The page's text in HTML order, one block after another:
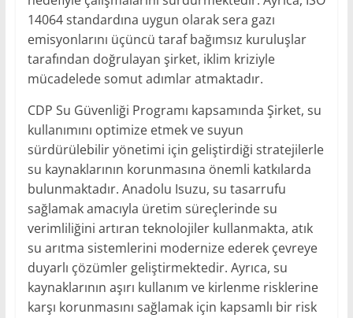
14064 standardına uygun olarak sera gazı
emisyonlarını üçüncü taraf bağımsız kuruluşlar
tarafından doğrulayan şirket, iklim kriziyle
mücadelede somut adımlar atmaktadır.
CDP Su Güvenliği Programı kapsamında Şirket, su
kullanımını optimize etmek ve suyun
sürdürülebilir yönetimi için geliştirdiği stratejilerle
su kaynaklarının korunmasına önemli katkılarda
bulunmaktadır. Anadolu Isuzu, su tasarrufu
sağlamak amacıyla üretim süreçlerinde su
verimliliğini artıran teknolojiler kullanmakta, atık
su arıtma sistemlerini modernize ederek çevreye
duyarlı çözümler geliştirmektedir. Ayrıca, su
kaynaklarının aşırı kullanım ve kirlenme risklerine
karşı korunmasını sağlamak için kapsamlı bir risk